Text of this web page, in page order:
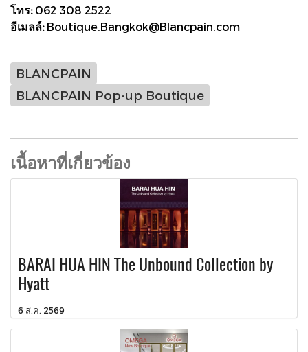
โทร:062 308 2522
อีเมลล์:Boutique.Bangkok@Blancpain.com
BLANCPAIN
BLANCPAIN Pop-up Boutique
เนื้อหาที่เกี่ยวข้อง
BARAI HUA HIN The Unbound Collection by
Hyatt
6 ส.ค. 2569